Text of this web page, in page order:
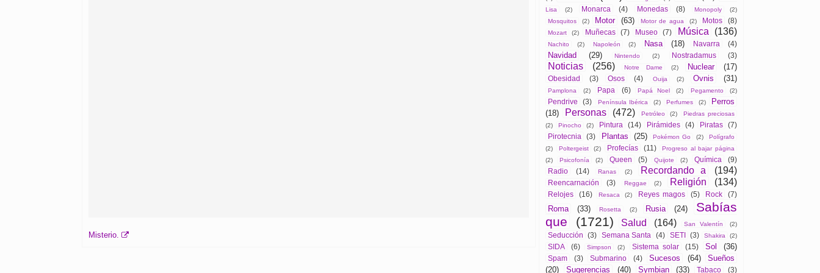
Misterio.
Lisa
(2) Monarca (4) Monedas (8) Monopoly
(2)
Mosquitos
(2) Motor (63) Motor de agua (2) Motos (8)
Mozart (2) Muñecas (7) Museo (7) Música (136)
Nachito (2) Napoleón (2) Nasa (18) Navarra (4)
Navidad (29) Nintendo (2) Nostradamus (3)
Noticias (256) Notre Dame (2) Nuclear (17)
Obesidad (3) Osos (4) Ouija (2) Ovnis (31)
Pamplona (2) Papa (6) Papá Noel (2) Pegamento (2)
Pendrive (3) Península Ibérica (2) Perfumes (2)
Perros
(18)
Personas (472) Petróleo (2)
Piedras preciosas
(2)
Pinocho (2) Pintura (14) Pirámides (4) Piratas
(7)
Pirotecnia
(3) Plantas (25) Pokémon Go (2)
Polígrafo
(2)
Poltergeist (2) Profecías (11)
Progreso al bajar página
(2)
Psicofonía (2) Queen (5) Quijote (2) Química
(9)
Radio
(14) Ranas (2) Recordando a (194)
Reencarnación (3) Reggae (2) Religión (134)
Relojes (16) Resaca (2) Reyes magos (5) Rock (7)
Roma (33) Rosetta (2) Rusia (24)
Sabías
que
(1721) Salud (164) San Valentín (2)
Seducción (3) Semana Santa (4) SETI (3) Shakira (2)
SIDA (6) Simpson (2) Sistema solar (15) Sol (36)
Spam (3) Submarino (4) Sucesos (64)
Sueños
(20)
Sugerencias (40) Symbian (33) Tabaco (3)